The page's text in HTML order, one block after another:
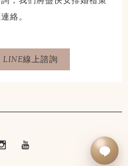
絡。
LINE線上諮詢